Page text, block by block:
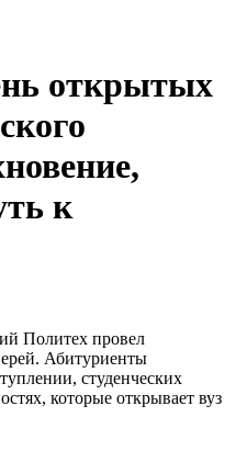
открытых
к
Политех провел
Абитуриенты
студенческих
которые открывает вуз